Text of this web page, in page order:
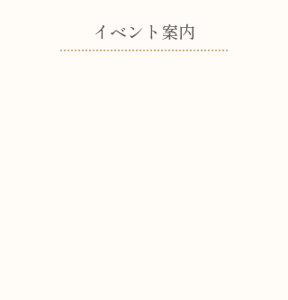
​イベント案内